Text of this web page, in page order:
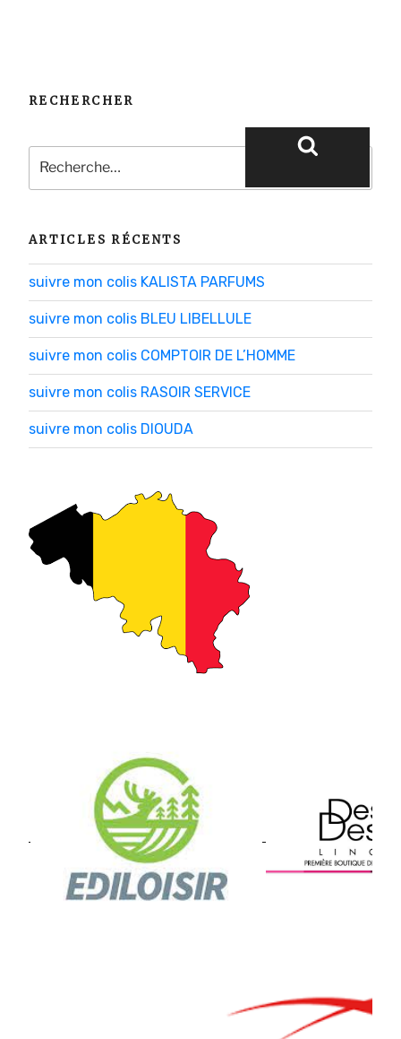
RECHERCHER
Recherche
pour
:
ARTICLES RÉCENTS
suivre mon colis KALISTA PARFUMS
suivre mon colis BLEU LIBELLULE
suivre mon colis COMPTOIR DE L’HOMME
suivre mon colis RASOIR SERVICE
suivre mon colis DIOUDA